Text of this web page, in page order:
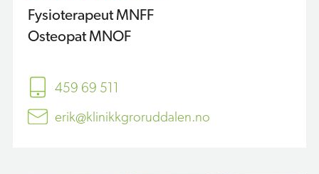
Fysioterapeut MNFF
Osteopat MNOF
459 69 511
erik@klinikkgroruddalen.no